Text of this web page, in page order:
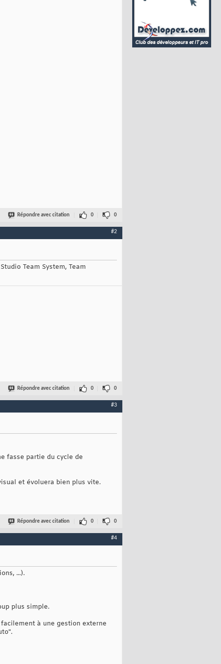
Répondre avec citation 0 0
#2
Team System, Team
Répondre avec citation 0 0
#3
fasse partie du cycle de
et évoluera bien plus vite.
Répondre avec citation 0 0
#4
...).
plus simple.
à une gestion externe